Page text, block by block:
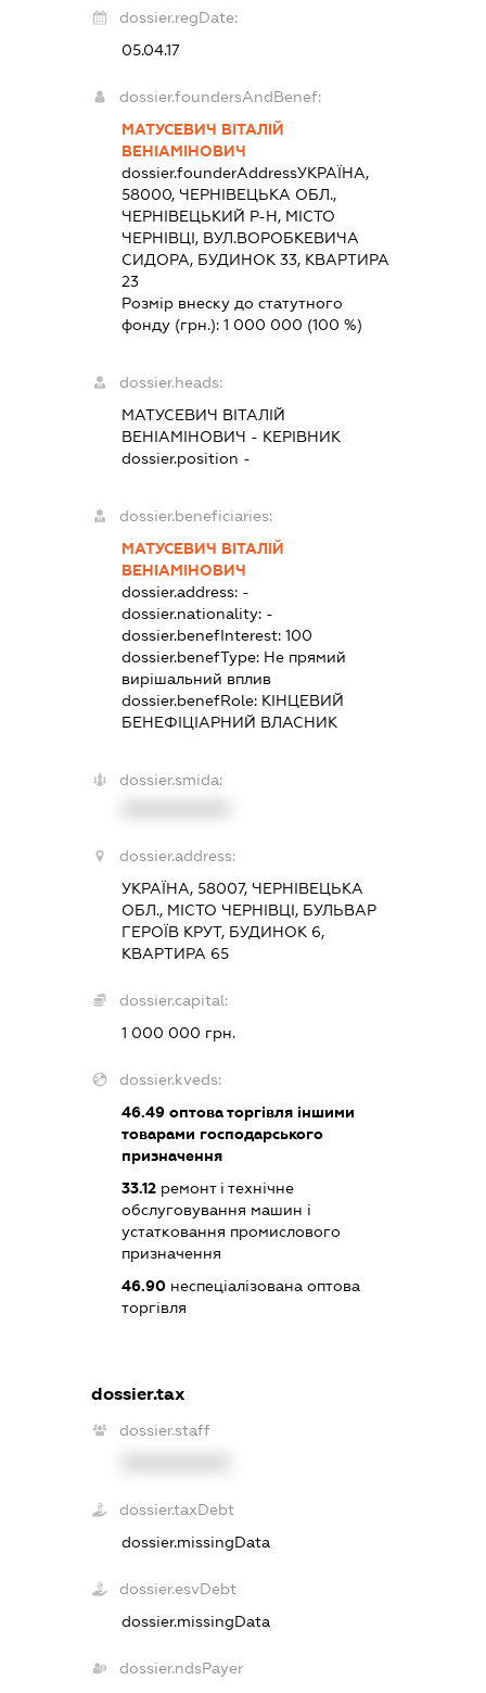
dossier.regDate:
05.04.17
dossier.foundersAndBenef:
МАТУСЕВИЧ ВІТАЛІЙ
ВЕНІАМІНОВИЧ
dossier.founderAddressУКРАЇНА,
58000, ЧЕРНІВЕЦЬКА ОБЛ.,
ЧЕРНІВЕЦЬКИЙ Р-Н, МІСТО
ЧЕРНІВЦІ, ВУЛ.ВОРОБКЕВИЧА
СИДОРА, БУДИНОК 33, КВАРТИРА
23
Розмір внеску до статутного
фонду (грн.): 1 000 000 (100 %)
dossier.heads:
МАТУСЕВИЧ ВІТАЛІЙ
ВЕНІАМІНОВИЧ - КЕРІВНИК
dossier.position -
dossier.beneficiaries:
МАТУСЕВИЧ ВІТАЛІЙ
ВЕНІАМІНОВИЧ
dossier.address: -
dossier.nationality: -
dossier.benefInterest: 100
dossier.benefType: Не прямий
вирішальний вплив
dossier.benefRole: КІНЦЕВИЙ
БЕНЕФІЦІАРНИЙ ВЛАСНИК
dossier.smida:
dossier.address:
УКРАЇНА, 58007, ЧЕРНІВЕЦЬКА
ОБЛ., МІСТО ЧЕРНІВЦІ, БУЛЬВАР
ГЕРОЇВ КРУТ, БУДИНОК 6,
КВАРТИРА 65
dossier.capital:
1 000 000 грн.
dossier.kveds:
46.49оптова торгівля іншими
товарами господарського
призначення
33.12ремонт і технічне
обслуговування машин і
устатковання промислового
призначення
46.90неспеціалізована оптова
торгівля
dossier.tax
dossier.staff
dossier.taxDebt
dossier.missingData
dossier.esvDebt
dossier.missingData
dossier.ndsPayer